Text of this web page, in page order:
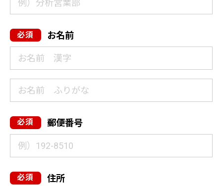
お名前
郵便番号
住所